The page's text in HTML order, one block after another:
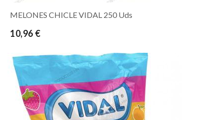
MELONES CHICLE VIDAL 250 Uds
10,96 €